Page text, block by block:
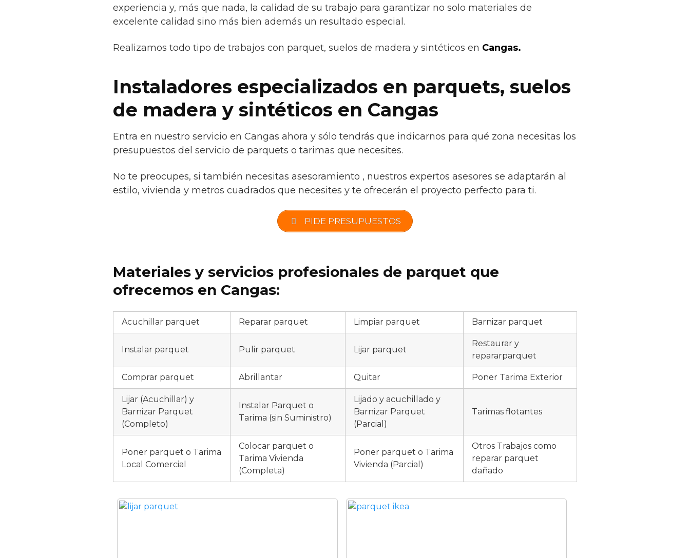
experiencia y, más que nada, la calidad de su trabajo para garantizar no solo materiales de
excelente calidad sino más bien además un resultado especial.
Realizamos todo tipo de trabajos con parquet, suelos de madera y sintéticos en Cangas.
Instaladores especializados en parquets, suelos
de madera y sintéticos en Cangas
Entra en nuestro servicio en Cangas ahora y sólo tendrás que indicarnos para qué zona necesitas los
presupuestos del servicio de parquets o tarimas que necesites.
No te preocupes, si también necesitas asesoramiento , nuestros expertos asesores se adaptarán al
estilo, vivienda y metros cuadrados que necesites y te ofrecerán el proyecto perfecto para ti.
PIDE PRESUPUESTOS
Materiales y servicios profesionales de parquet que
ofrecemos en Cangas:
Acuchillar parquet Reparar parquet Limpiar parquet Barnizar parquet
Instalar parquet Pulir parquet Lijar parquet
Restaurar y
repararparquet
Comprar parquet Abrillantar Quitar Poner Tarima Exterior
Lijar (Acuchillar) y
Barnizar Parquet
(Completo)
Instalar Parquet o
Tarima (sin Suministro)
Lijado y acuchillado y
Barnizar Parquet
(Parcial)
Tarimas flotantes
Poner parquet o Tarima
Local Comercial
Colocar parquet o
Tarima Vivienda
(Completa)
Poner parquet o Tarima
Vivienda (Parcial)
Otros Trabajos como
reparar parquet
dañado